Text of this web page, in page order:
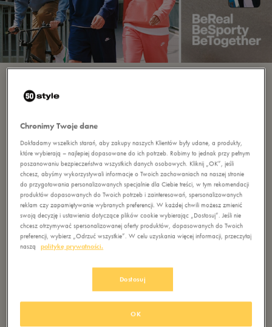
Plan na ten sezon:
#BeTogether
Ubierz się w najlepsze marki w super cenach.
Wrzuć na luz i ruszaj przed siebie...najlepiej
to ze znajomymi — bo jak tworzyć historie,
to tylko razem!
ZOBACZ
Chronimy Twoje dane
Dokładamy wszelkich starań, aby zakupy naszych Klientów były udane, a produkty,
które wybierają – najlepiej dopasowane do ich potrzeb. Robimy to jednak przy pełnym
poszanowaniu bezpieczeństwa wszystkich danych osobowych. Kliknij „OK”, jeśli
chcesz, abyśmy wykorzystywali informacje o Twoich zachowaniach na naszej stronie
do przygotowania personalizowanych specjalnie dla Ciebie treści, w tym rekomendacji
produktów dopasowanych do Twoich potrzeb i zainteresowań, spersonalizowanych
reklam czy zapamiętywanie wybranych preferencji. W każdej chwili możesz zmienić
swoją decyzję i ustawienia dotyczące plików cookie wybierając „Dostosuj”. Jeśli nie
chcesz otrzymywać spersonalizowanej oferty produktów, dopasowanych do Twoich
preferencji, wybierz „Odrzuć wszystkie”. W celu uzyskania więcej informacji, przeczytaj
naszą
politykę prywatności.
Dostosuj
OK